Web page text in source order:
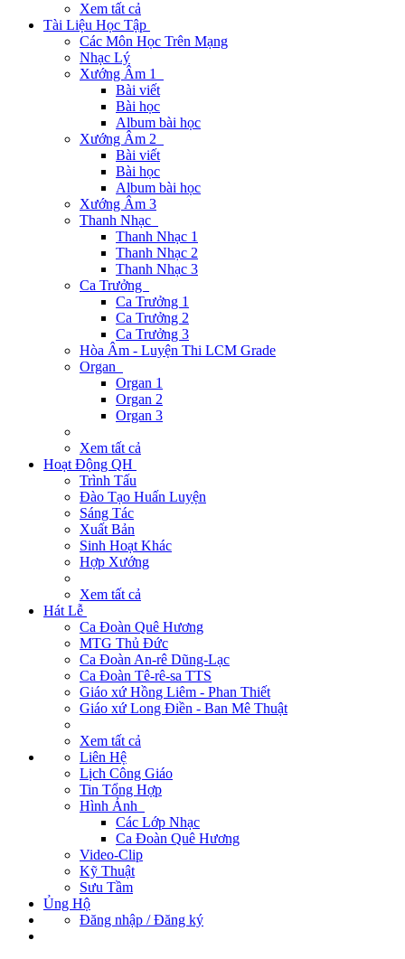
Xem tất cả
Tài Liệu Học Tập
Các Môn Học Trên Mạng
Nhạc Lý
Xướng Âm 1
Bài viết
Bài học
Album bài học
Xướng Âm 2
Bài viết
Bài học
Album bài học
Xướng Âm 3
Thanh Nhạc
Thanh Nhạc 1
Thanh Nhạc 2
Thanh Nhạc 3
Ca Trưởng
Ca Trưởng 1
Ca Trưởng 2
Ca Trưởng 3
Hòa Âm - Luyện Thi LCM Grade
Organ
Organ 1
Organ 2
Organ 3
Xem tất cả
Hoạt Động QH
Trình Tấu
Đào Tạo Huấn Luyện
Sáng Tác
Xuất Bản
Sinh Hoạt Khác
Hợp Xướng
Xem tất cả
Hát Lễ
Ca Đoàn Quê Hương
MTG Thủ Đức
Ca Đoàn An-rê Dũng-Lạc
Ca Đoàn Tê-rê-sa TTS
Giáo xứ Hồng Liêm - Phan Thiết
Giáo xứ Long Điền - Ban Mê Thuật
Xem tất cả
Liên Hệ
Lịch Công Giáo
Tin Tổng Hợp
Hình Ảnh
Các Lớp Nhạc
Ca Đoàn Quê Hương
Video-Clip
Kỹ Thuật
Sưu Tầm
Ủng Hộ
Đăng nhập / Đăng ký